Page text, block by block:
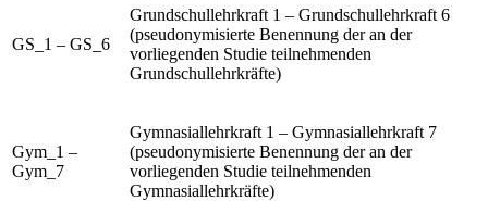
GS_1 – GS_6
Grundschullehrkraft 1 – Grundschullehrkraft 6
(pseudonymisierte Benennung der an der
vorliegenden Studie teilnehmenden
Grundschullehrkräfte)
Gym_1 –
Gym_7
Gymnasiallehrkraft 1 – Gymnasiallehrkraft 7
(pseudonymisierte Benennung der an der
vorliegenden Studie teilnehmenden
Gymnasiallehrkräfte)